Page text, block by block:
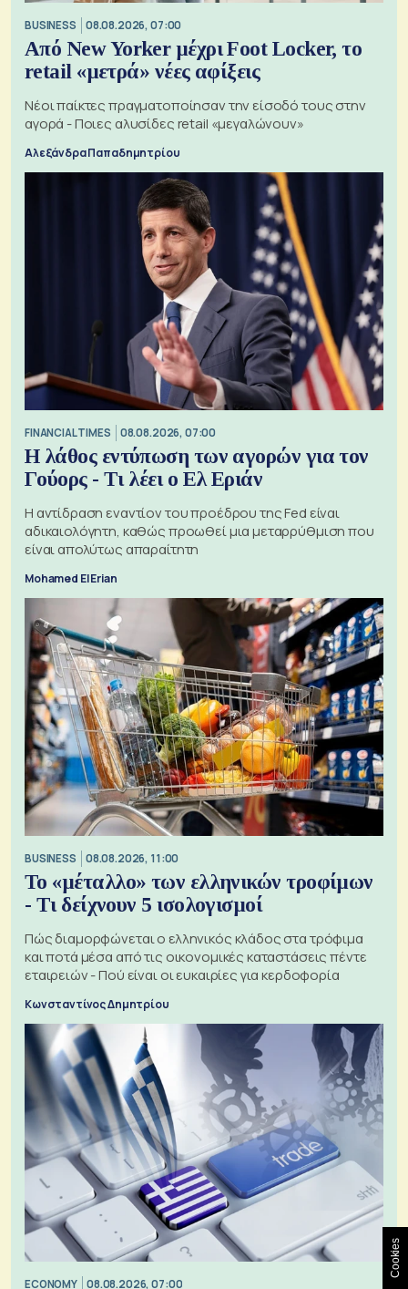
BUSINESS 08.08.2026, 07:00
Από New Yorker μέχρι Foot Locker, το
retail «μετρά» νέες αφίξεις
Νέοι παίκτες πραγματοποίησαν την είσοδό τους στην
αγορά - Ποιες αλυσίδες retail «μεγαλώνουν»
Αλεξάνδρα Παπαδημητρίου
FINANCIAL TIMES 08.08.2026, 07:00
Η λάθος εντύπωση των αγορών για τον
Γούορς - Τι λέει ο Ελ Εριάν
Η αντίδραση εναντίον του προέδρου της Fed είναι
αδικαιολόγητη, καθώς προωθεί μια μεταρρύθμιση που
είναι απολύτως απαραίτητη
Mohamed El Erian
BUSINESS 08.08.2026, 11:00
Το «μέταλλο» των ελληνικών τροφίμων
- Τι δείχνουν 5 ισολογισμοί
Πώς διαμορφώνεται ο ελληνικός κλάδος στα τρόφιμα
και ποτά μέσα από τις οικονομικές καταστάσεις πέντε
εταιρειών - Πού είναι οι ευκαιρίες για κερδοφορία
Κωνσταντίνος Δημητρίου
ECONOMY 08.08.2026, 07:00
Cookies